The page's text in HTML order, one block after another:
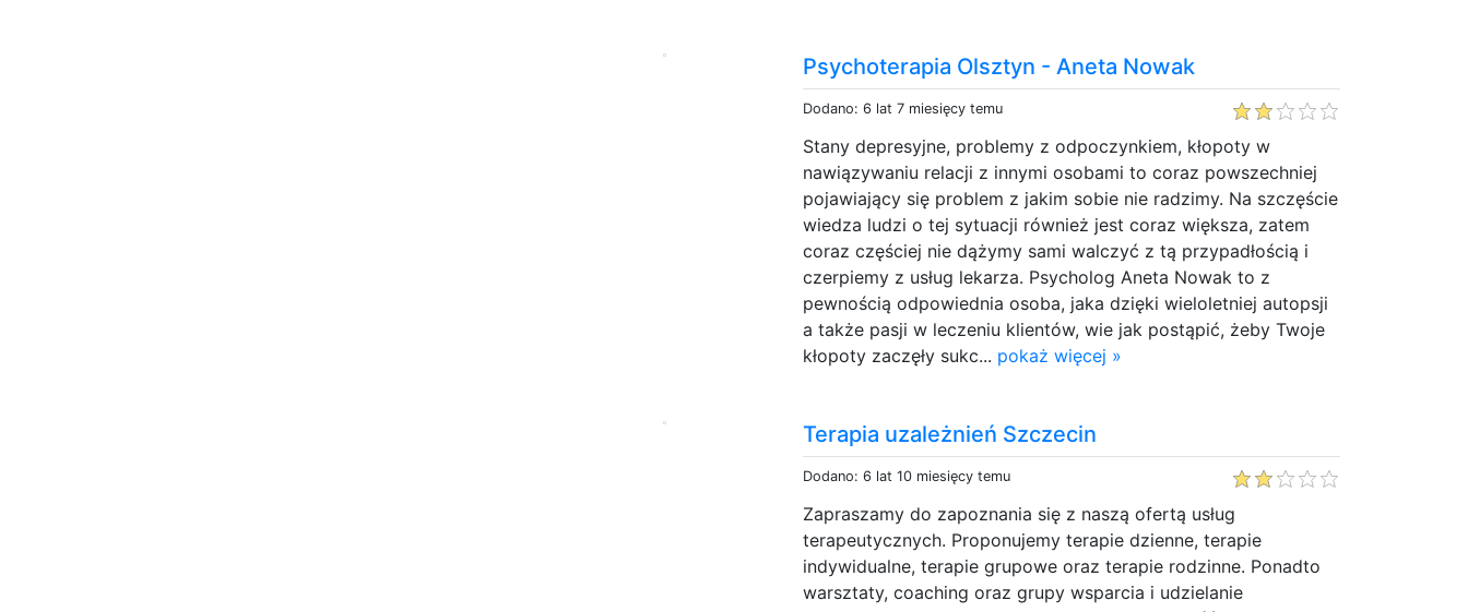
Psychoterapia Olsztyn - Aneta Nowak
Dodano: 6 lat 7 miesięcy temu
Stany depresyjne, problemy z odpoczynkiem, kłopoty w
nawiązywaniu relacji z innymi osobami to coraz powszechniej
pojawiający się problem z jakim sobie nie radzimy. Na szczęście
wiedza ludzi o tej sytuacji również jest coraz większa, zatem
coraz częściej nie dążymy sami walczyć z tą przypadłością i
czerpiemy z usług lekarza. Psycholog Aneta Nowak to z
pewnością odpowiednia osoba, jaka dzięki wieloletniej autopsji
a także pasji w leczeniu klientów, wie jak postąpić, żeby Twoje
kłopoty zaczęły sukc... pokaż więcej »
Terapia uzależnień Szczecin
Dodano: 6 lat 10 miesięcy temu
Zapraszamy do zapoznania się z naszą ofertą usług
terapeutycznych. Proponujemy terapie dzienne, terapie
indywidualne, terapie grupowe oraz terapie rodzinne. Ponadto
warsztaty, coaching oraz grupy wsparcia i udzielanie